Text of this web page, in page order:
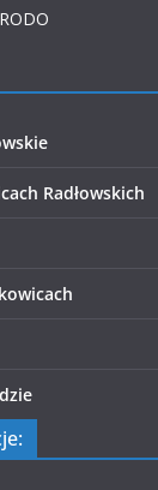
Radłowskich